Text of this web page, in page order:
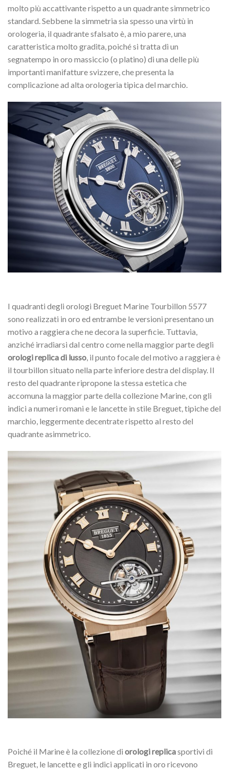
molto più accattivante rispetto a un quadrante simmetrico
standard. Sebbene la simmetria sia spesso una virtù in
orologeria, il quadrante sfalsato è, a mio parere, una
caratteristica molto gradita, poiché si tratta di un
segnatempo in oro massiccio (o platino) di una delle più
importanti manifatture svizzere, che presenta la
complicazione ad alta orologeria tipica del marchio.
I quadranti degli orologi Breguet Marine Tourbillon 5577
sono realizzati in oro ed entrambe le versioni presentano un
motivo a raggiera che ne decora la superficie. Tuttavia,
anziché irradiarsi dal centro come nella maggior parte degli
orologi replica di lusso, il punto focale del motivo a raggiera è
il tourbillon situato nella parte inferiore destra del display. Il
resto del quadrante ripropone la stessa estetica che
accomuna la maggior parte della collezione Marine, con gli
indici a numeri romani e le lancette in stile Breguet, tipiche del
marchio, leggermente decentrate rispetto al resto del
quadrante asimmetrico.
Poiché il Marine è la collezione di orologi replicasportivi di
Breguet, le lancette e gli indici applicati in oro ricevono